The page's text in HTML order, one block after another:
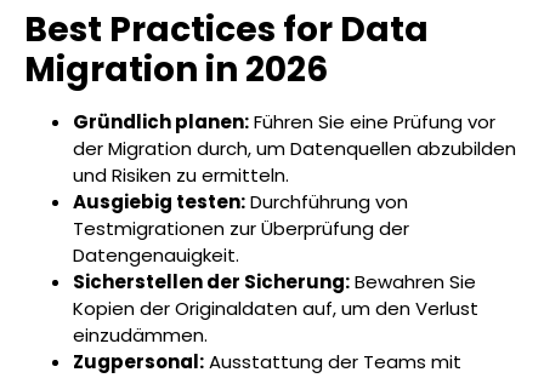
Best Practices for Data
Migration in 2026
Gründlich planen:Führen Sie eine Prüfung vor
der Migration durch, um Datenquellen abzubilden
und Risiken zu ermitteln.
Ausgiebig testen:Durchführung von
Testmigrationen zur Überprüfung der
Datengenauigkeit.
Sicherstellen der Sicherung:Bewahren Sie
Kopien der Originaldaten auf, um den Verlust
einzudämmen.
Zugpersonal:Ausstattung der Teams mit